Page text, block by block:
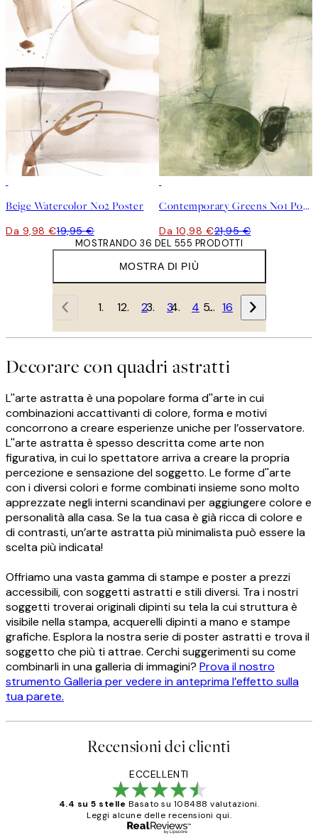
Beige Watercolor No2 Poster
Da 9,98 €19,95 €
Contemporary Greens No1 Poster
Da 10,98 €21,95 €
MOSTRA DI PIÙ
MOSTRANDO 36 DEL 555 PRODOTTI
1 2 3 4 … 16
Decorare con quadri astratti
L''arte astratta è una popolare forma d''arte in cui
combinazioni accattivanti di colore, forma e motivi
concorrono a creare esperienze uniche per l’osservatore.
L''arte astratta è spesso descritta come arte non
figurativa, in cui lo spettatore arriva a creare la propria
percezione e sensazione del soggetto. Le forme d''arte
con i diversi colori e forme combinati insieme sono molto
apprezzate negli interni scandinavi per aggiungere colore e
personalità alla casa. Se la tua casa è già ricca di colore e
di contrasti, un’arte astratta più minimalista può essere la
scelta più indicata!
Offriamo una vasta gamma di stampe e poster a prezzi
accessibili, con soggetti astratti e stili diversi. Tra i nostri
soggetti troverai originali dipinti su tela la cui struttura è
visibile nella stampa, acquerelli dipinti a mano e stampe
grafiche. Esplora la nostra serie di poster astratti e trova il
soggetto che più ti attrae. Cerchi suggerimenti su come
combinarli in una galleria di immagini? Prova il nostro
strumento Galleria per vedere in anteprima l’effetto sulla
tua parete.
Recensioni dei clienti
ECCELLENTI
4.4 su 5 stelle Basato su 108488 valutazioni.
Leggi alcune delle recensioni qui.